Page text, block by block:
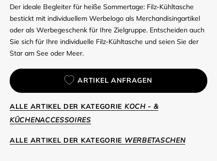
Der ideale Begleiter für heiße Sommertage: Filz-Kühltasche
bestickt mit individuellem Werbelogo als Merchandisingartikel
oder als Werbegeschenk für Ihre Zielgruppe. Entscheiden auch
Sie sich für Ihre individuelle Filz-Kühltasche und seien Sie der
Star am See oder Meer.
ARTIKEL ANFRAGEN
ALLE ARTIKEL DER KATEGORIE KOCH - &
KÜCHENACCESSOIRES
ALLE ARTIKEL DER KATEGORIE WERBETASCHEN